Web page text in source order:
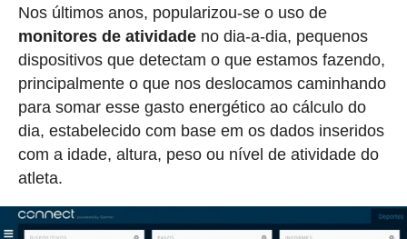
Nos últimos anos, popularizou-se o uso de
monitores de atividadeno dia-a-dia, pequenos
dispositivos que detectam o que estamos fazendo,
principalmente o que nos deslocamos caminhando
para somar esse gasto energético ao cálculo do
dia, estabelecido com base em os dados inseridos
com a idade, altura, peso ou nível de atividade do
atleta.